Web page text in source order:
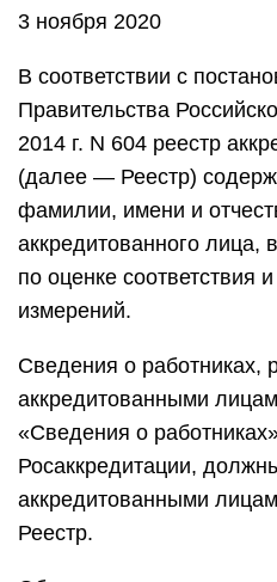
3 ноября 2020
В соответствии с
Правительства
2014 г. N 604 реестр
(далее — Реестр)
фамилии, имени и
аккредитованного
по оценке соответствия
измерений.
Сведения о работниках,
аккредитованными
«Сведения о
Росаккредитации,
аккредитованными
Реестр.